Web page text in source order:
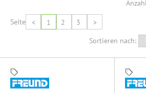
Seite < 1 2 3
>
Sortieren nach: